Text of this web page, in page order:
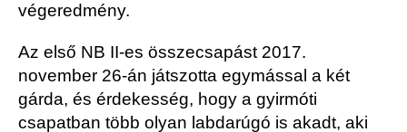
végeredmény.
Az első NB II-es összecsapást 2017.
november 26-án játszotta egymással a két
gárda, és érdekesség, hogy a gyirmóti
csapatban több olyan labdarúgó is akadt, aki